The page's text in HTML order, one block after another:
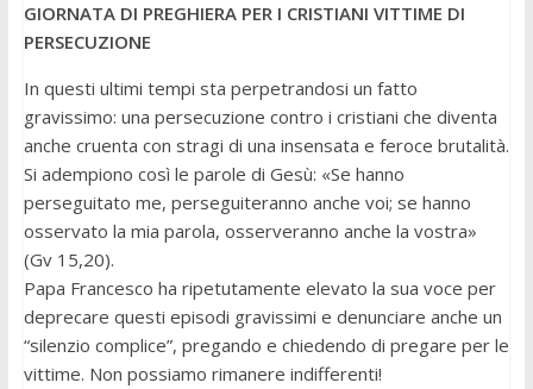
GIORNATA DI PREGHIERA PER I CRISTIANI VITTIME DI
PERSECUZIONE
In questi ultimi tempi sta perpetrandosi un fatto
gravissimo: una persecuzione contro i cristiani che diventa
anche cruenta con stragi di una insensata e feroce brutalità.
Si adempiono così le parole di Gesù: «Se hanno
perseguitato me, perseguiteranno anche voi; se hanno
osservato la mia parola, osserveranno anche la vostra»
(Gv 15,20).
Papa Francesco ha ripetutamente elevato la sua voce per
deprecare questi episodi gravissimi e denunciare anche un
“silenzio complice”, pregando e chiedendo di pregare per le
vittime. Non possiamo rimanere indifferenti!